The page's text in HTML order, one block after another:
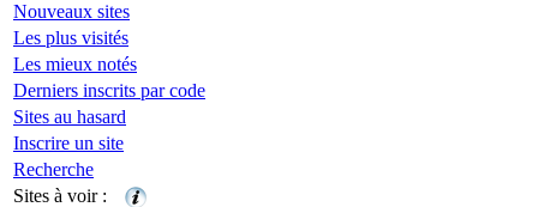
Nouveaux sites
Les plus visités
Les mieux notés
Derniers inscrits par code
Sites au hasard
Inscrire un site
Recherche
Sites à voir :